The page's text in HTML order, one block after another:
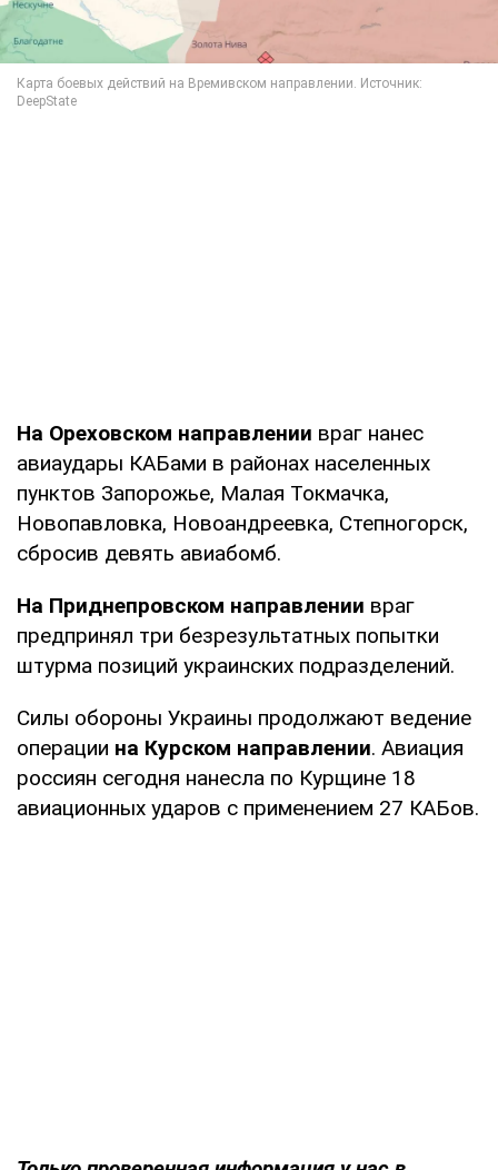
На Ореховском направлении враг нанес
авиаудары КАБами в районах населенных
пунктов Запорожье, Малая Токмачка,
Новопавловка, Новоандреевка, Степногорск,
сбросив девять авиабомб.
На Приднепровском направлении враг
предпринял три безрезультатных попытки
штурма позиций украинских подразделений.
Силы обороны Украины продолжают ведение
операции на Курском направлении. Авиация
россиян сегодня нанесла по Курщине 18
авиационных ударов с применением 27 КАБов.